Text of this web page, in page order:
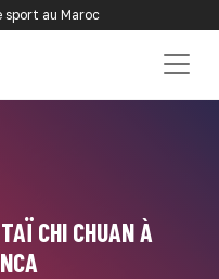
sport au Maroc
CHI CHUAN À